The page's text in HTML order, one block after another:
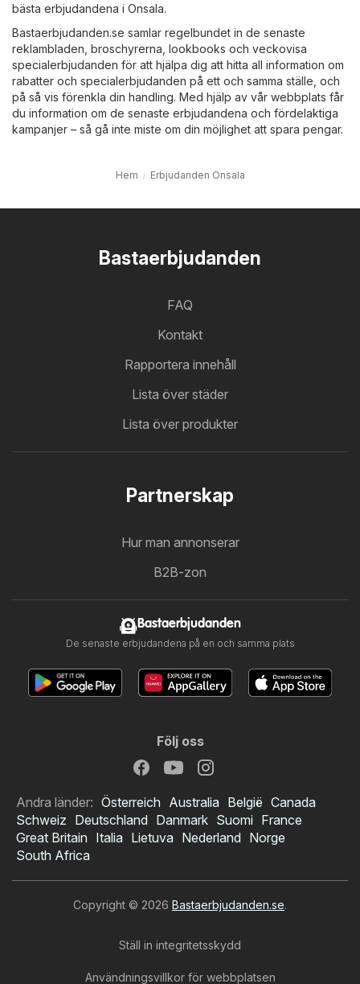
bästa erbjudandena i Onsala.
Bastaerbjudanden.se samlar regelbundet in de senaste
reklambladen, broschyrerna, lookbooks och veckovisa
specialerbjudanden för att hjälpa dig att hitta all information om
rabatter och specialerbjudanden på ett och samma ställe, och
på så vis förenkla din handling. Med hjälp av vår webbplats får
du information om de senaste erbjudandena och fördelaktiga
kampanjer – så gå inte miste om din möjlighet att spara pengar.
Hem Erbjudanden Onsala
Bastaerbjudanden
FAQ
Kontakt
Rapportera innehåll
Lista över städer
Lista över produkter
Partnerskap
Hur man annonserar
B2B-zon
Bastaerbjudanden
De senaste erbjudandena på en och samma plats
Följ oss
Andra länder: Österreich Australia België Canada
Schweiz Deutschland Danmark Suomi France
Great Britain Italia Lietuva Nederland Norge
South Africa
Copyright © 2026 Bastaerbjudanden.se.
Ställ in integritetsskydd
Användningsvillkor för webbplatsen